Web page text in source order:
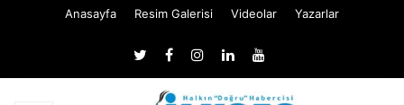
Anasayfa Resim Galerisi Videolar Yazarlar